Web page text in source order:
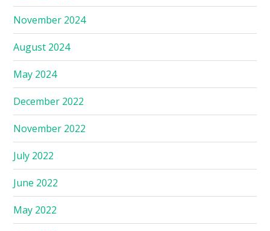
November 2024
August 2024
May 2024
December 2022
November 2022
July 2022
June 2022
May 2022